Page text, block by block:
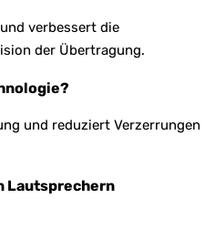
verbessert die
der Übertragung.
und reduziert Verzerrungen
Lautsprechern